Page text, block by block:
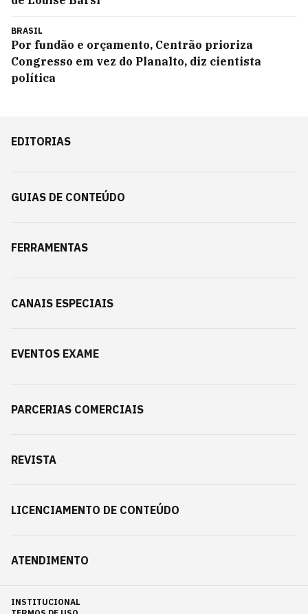
BRASIL
Por fundão e orçamento, Centrão prioriza
Congresso em vez do Planalto, diz cientista
política
EDITORIAS
GUIAS DE CONTEÚDO
FERRAMENTAS
CANAIS ESPECIAIS
EVENTOS EXAME
PARCERIAS COMERCIAIS
REVISTA
LICENCIAMENTO DE CONTEÚDO
ATENDIMENTO
INSTITUCIONAL